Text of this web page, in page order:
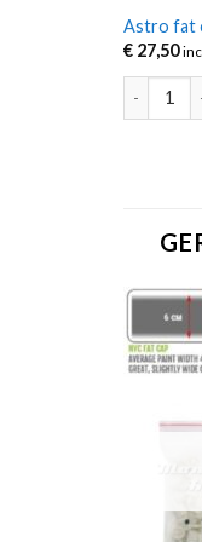
Astro fat
€27,50
Astro fat